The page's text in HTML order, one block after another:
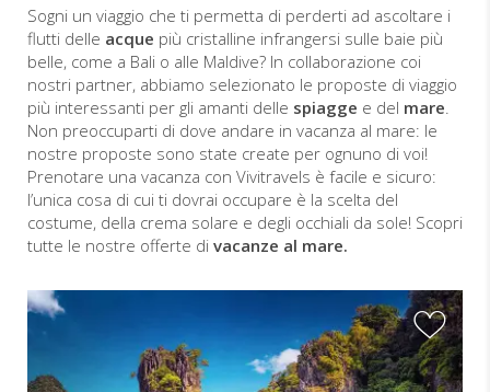
Sogni un viaggio che ti permetta di perderti ad ascoltare i
flutti delle acque più cristalline infrangersi sulle baie più
belle, come a Bali o alle Maldive? In collaborazione coi
nostri partner, abbiamo selezionato le proposte di viaggio
più interessanti per gli amanti delle spiagge e del mare
Non preoccuparti di dove andare in vacanza al mare: le
nostre proposte sono state create per ognuno di voi!
Prenotare una vacanza con Vivitravels è facile e sicuro:
l’unica cosa di cui ti dovrai occupare è la scelta del
costume, della crema solare e degli occhiali da sole! Scopri
tutte le nostre offerte di vacanze al mare.